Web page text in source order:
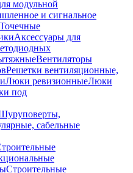
модульной
и сигнальное
Точечные
Аксессуары для
Вентиляторы
Решетки вентиляционные,
Люки ревизионныеЛюки
под
сабельные
Строительные